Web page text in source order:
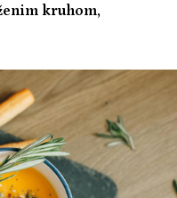
kruhom,